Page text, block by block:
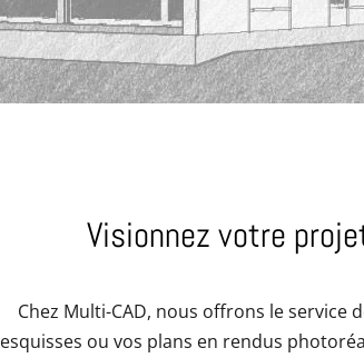
Visionnez votre
Chez Multi-CAD, nous offrons le service
esquisses ou vos plans en rendus